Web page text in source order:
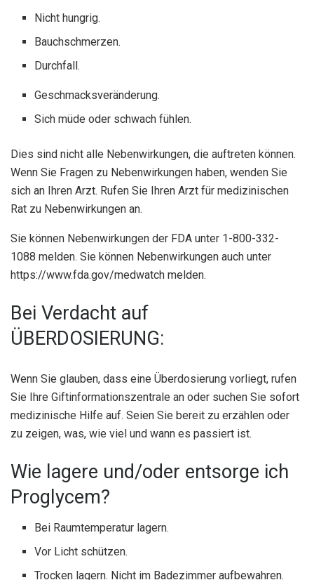
Nicht hungrig.
Bauchschmerzen.
Durchfall.
Geschmacksveränderung.
Sich müde oder schwach fühlen.
Dies sind nicht alle Nebenwirkungen, die auftreten können.
Wenn Sie Fragen zu Nebenwirkungen haben, wenden Sie
sich an Ihren Arzt. Rufen Sie Ihren Arzt für medizinischen
Rat zu Nebenwirkungen an.
Sie können Nebenwirkungen der FDA unter 1-800-332-
1088 melden. Sie können Nebenwirkungen auch unter
https://www.fda.gov/medwatch melden.
Bei Verdacht auf
ÜBERDOSIERUNG:
Wenn Sie glauben, dass eine Überdosierung vorliegt, rufen
Sie Ihre Giftinformationszentrale an oder suchen Sie sofort
medizinische Hilfe auf. Seien Sie bereit zu erzählen oder
zu zeigen, was, wie viel und wann es passiert ist.
Wie lagere und/oder entsorge ich
Proglycem?
Bei Raumtemperatur lagern.
Vor Licht schützen.
Trocken lagern. Nicht im Badezimmer aufbewahren.